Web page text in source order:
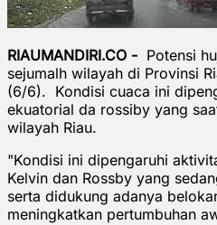
RIAUMANDIRI.CO - Potensi
sejumalh wilayah di Provinsi
(6/6). Kondisi cuaca ini
ekuatorial da rossiby yang
wilayah Riau.
"Kondisi ini dipengaruhi
Kelvin dan Rossby yang
serta didukung adanya
meningkatkan pertumbuhan